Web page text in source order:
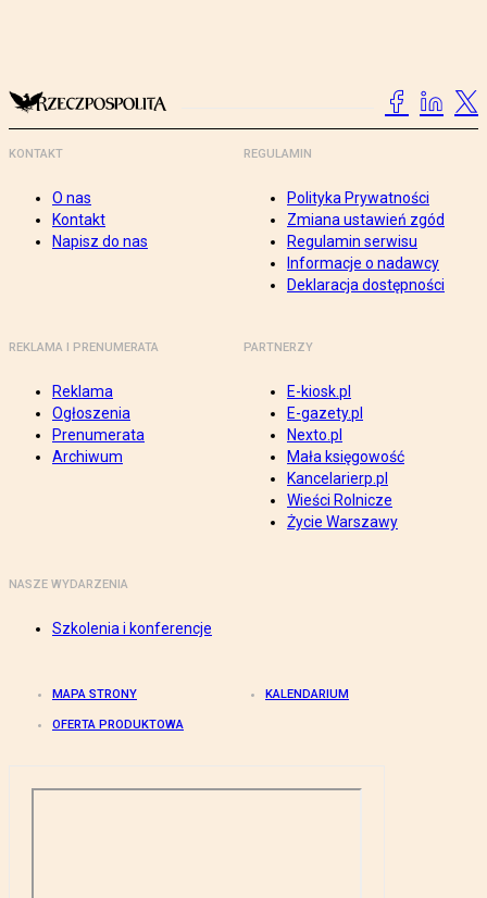
KONTAKT
O nas
Kontakt
Napisz do nas
REGULAMIN
Polityka Prywatności
Zmiana ustawień zgód
Regulamin serwisu
Informacje o nadawcy
Deklaracja dostępności
REKLAMA I PRENUMERATA
Reklama
Ogłoszenia
Prenumerata
Archiwum
PARTNERZY
E-kiosk.pl
E-gazety.pl
Nexto.pl
Mała księgowość
Kancelarierp.pl
Wieści Rolnicze
Życie Warszawy
NASZE WYDARZENIA
Szkolenia i konferencje
MAPA STRONY KALENDARIUM
OFERTA PRODUKTOWA